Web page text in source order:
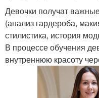
Девочки получат
(анализ гардероба,
стилистика, история
В процессе обучения
внутреннюю красоту